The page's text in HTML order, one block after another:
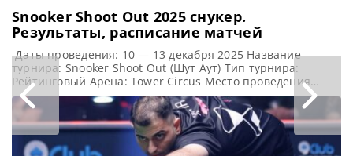
Snooker Shoot Out 2025 cнукер.
Результаты, расписание матчей
Даты проведения: 10 — 13 декабря 2025 Название
турнира: Snooker Shoot Out (Шут Аут) Тип турнира:
Рейтинговый Арена: Tower Circus Место проведения
(населенный пункт, город, страна): Блэкпул, Англия
Победитель предыдущего турнира: Том Форд Победитель
турнира: Альфред Берден Примечание: Матч длится не
более 10 минут, в течении первых 5-ти минут на удар
отводится не более